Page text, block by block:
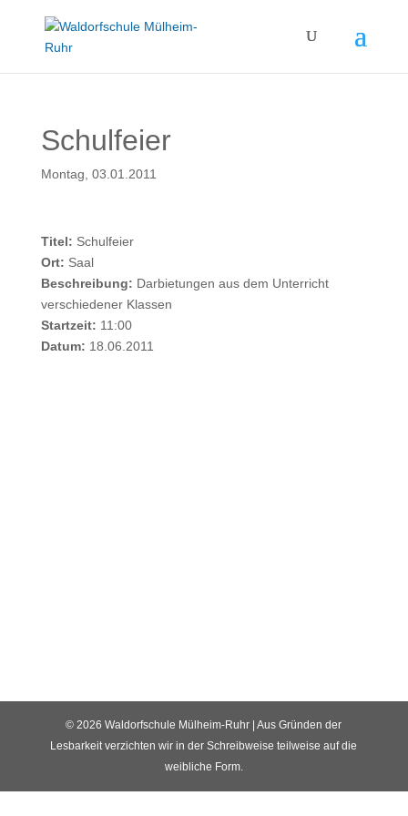
Schulfeier
Montag, 03.01.2011
Titel: Schulfeier
Ort: Saal
Beschreibung: Darbietungen aus dem Unterricht
verschiedener Klassen
Startzeit: 11:00
Datum: 18.06.2011
© 2026 Waldorfschule Mülheim-Ruhr | Aus Gründen der
Lesbarkeit verzichten wir in der Schreibweise teilweise auf die
weibliche Form.